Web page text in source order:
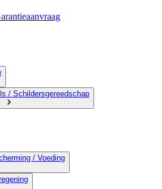
/ Schildersgereedschap
/ Voeding